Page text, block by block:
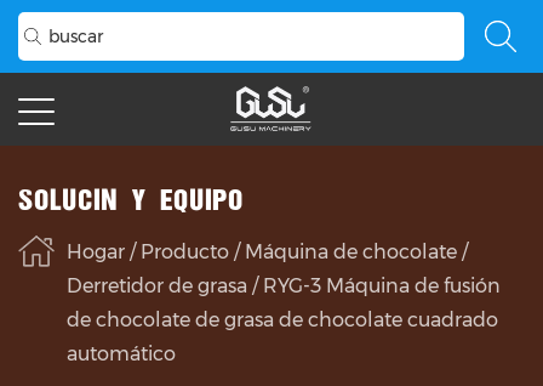
SOLUCIÓN Y EQUIPO
Hogar / Producto / Máquina de chocolate /
Derretidor de grasa / RYG-3 Máquina de fusión
de chocolate de grasa de chocolate cuadrado
automático